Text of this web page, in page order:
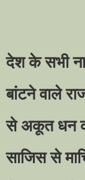
देश के सभी
बांटने वाले
से अकूत धन
साजिस से